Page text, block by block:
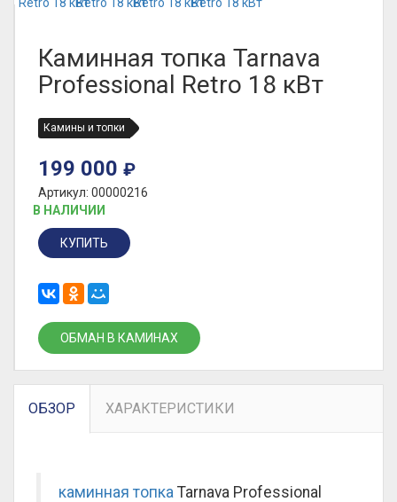
Каминная топка Tarnava
Professional Retro 18 кВт
Камины и топки
199 000 ₽
Артикул: 00000216
В НАЛИЧИИ
КУПИТЬ
ОБМАН В КАМИНАХ
ОБЗОР ХАРАКТЕРИСТИКИ
каминная топка Tarnava Professional